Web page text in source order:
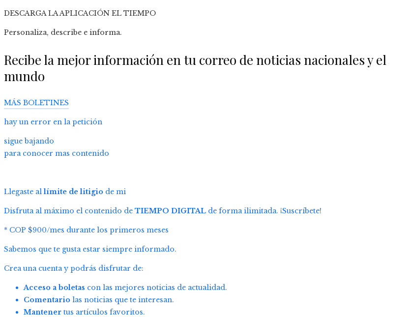
DESCARGA LA APLICACIÓN EL TIEMPO
Personaliza, describe e informa.
Recibe la mejor información en tu correo de noticias nacionales y el
mundo
MÁS BOLETINES
hay un error en la petición
sigue bajando
para conocer mas contenido
Llegaste allímite de litigio de mi
Disfruta al máximo el contenido de TIEMPO DIGITAL de forma ilimitada. ¡Suscríbete!
* COP $900/mes durante los primeros meses
Sabemos que te gusta estar siempre informado.
Crea una cuenta y podrás disfrutar de:
Acceso a boletas con las mejores noticias de actualidad.
Comentario las noticias que te interesan.
Mantener tus artículos favoritos.